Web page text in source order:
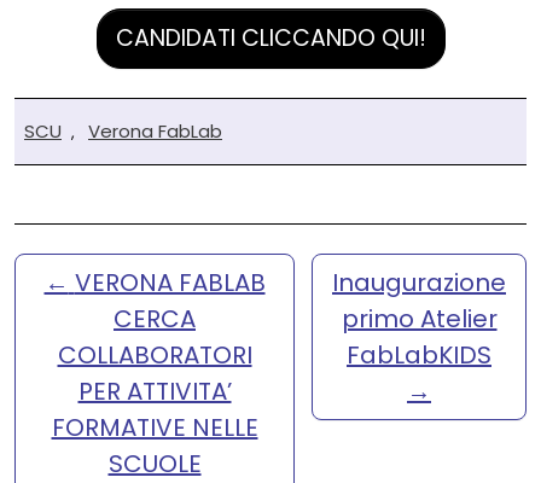
CANDIDATI CLICCANDO QUI!
SCU , Verona FabLab
← VERONA FABLAB
CERCA
COLLABORATORI
PER ATTIVITA’
FORMATIVE NELLE
SCUOLE
Inaugurazione
primo Atelier
FabLabKIDS
→